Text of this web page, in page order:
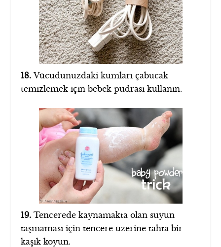
18.Vücudunuzdaki kumları çabucak
temizlemek için bebek pudrası kullanın.
19. Tencerede kaynamakta olan suyun
taşmaması için tencere üzerine tahta bir
kaşık koyun.